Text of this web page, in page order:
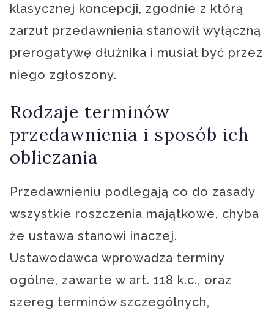
klasycznej koncepcji, zgodnie z którą
zarzut przedawnienia stanowił wyłączną
prerogatywę dłużnika i musiał być przez
niego zgłoszony.
Rodzaje terminów
przedawnienia i sposób ich
obliczania
Przedawnieniu podlegają co do zasady
wszystkie roszczenia majątkowe, chyba
że ustawa stanowi inaczej.
Ustawodawca wprowadza terminy
ogólne, zawarte w art. 118 k.c., oraz
szereg terminów szczególnych,